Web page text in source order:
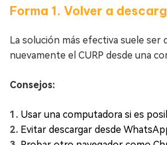
Forma 1. Volver a
La solución más efectiva suele ser
nuevamente el CURP desde una
Consejos:
Usar una computadora si es
Evitar descargar desde